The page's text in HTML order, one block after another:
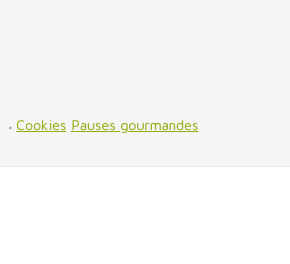
Cookies Pauses gourmandes